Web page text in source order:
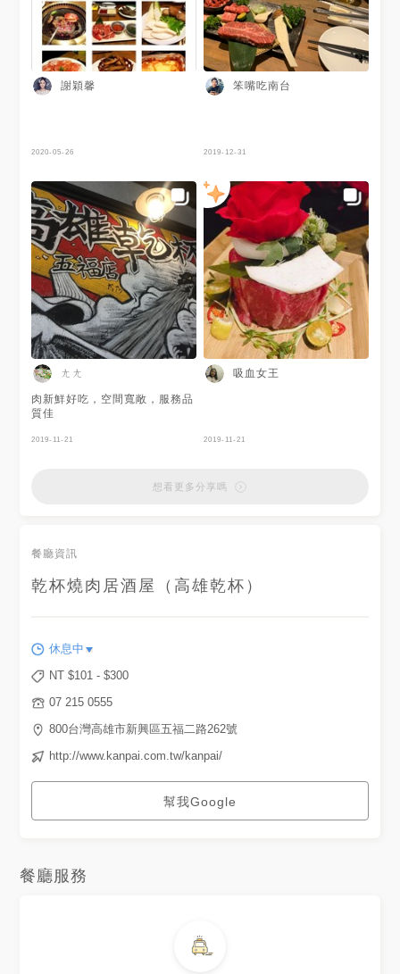
謝穎馨
2020-05-26
笨嘴吃南台
2019-12-31
ㄤㄤ
肉新鮮好吃，空間寬敞，服務品
質佳
2019-11-21
吸血女王
2019-11-21
想看更多分享嗎
餐廳資訊
乾杯燒肉居酒屋（高雄乾杯）
休息中
NT $101 - $300
07 215 0555
800台灣高雄市新興區五福二路262號
http://www.kanpai.com.tw/kanpai/
幫我Google
餐廳服務